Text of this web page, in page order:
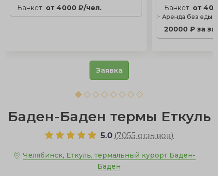
Банкет: от 4000 ₽/чел.
Банкет: от
Аренда без еды
20000 ₽ за
Заявка
Баден-Баден термы Еткуль
5.0 (7055 отзывов)
Челябинск, Еткуль, термальный курорт Баден-
Баден